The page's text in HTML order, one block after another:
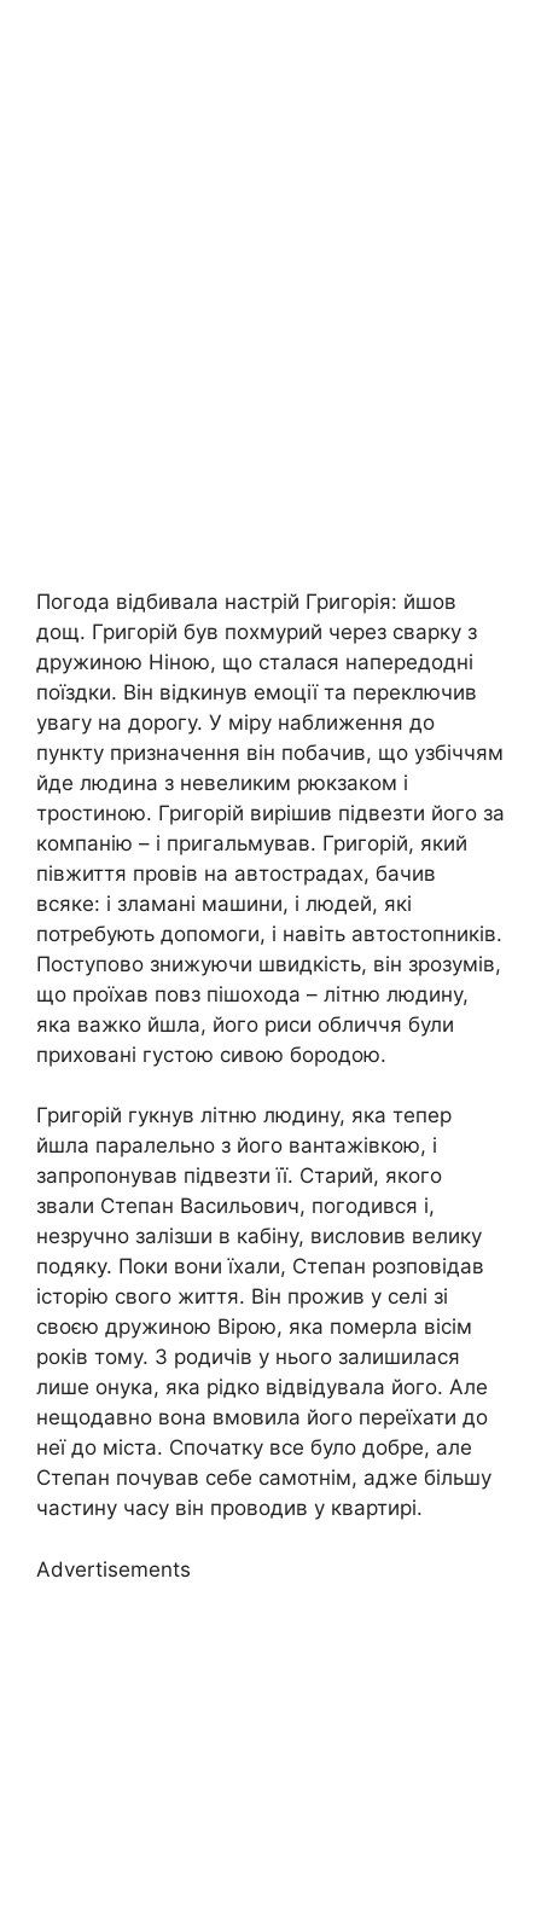
Погода відбивала настрій Григорія: йшов
дощ. Григорій був похмурий через сварку з
дружиною Ніною, що сталася напередодні
поїздки. Він відкинув емоції та переключив
увагу на дорогу. У міру наближення до
пункту призначення він побачив, що узбіччям
йде людина з невеликим рюкзаком і
тростиною. Григорій вирішив підвезти його за
компанію – і пригальмував. Григорій, який
півжиття провів на автострадах, бачив
всяке: і зламані машини, і людей, які
потребують допомоги, і навіть автостопників.
Поступово знижуючи швидкість, він зрозумів,
що проїхав повз пішохода – літню людину,
яка важко йшла, його риси обличчя були
приховані густою сивою бородою.
Григорій гукнув літню людину, яка тепер
йшла паралельно з його вантажівкою, і
запропонував підвезти її. Старий, якого
звали Степан Васильович, погодився і,
незручно залізши в кабіну, висловив велику
подяку. Поки вони їхали, Степан розповідав
історію свого життя. Він прожив у селі зі
своєю дружиною Вірою, яка померла вісім
років тому. З родичів у нього залишилася
лише онука, яка рідко відвідувала його. Але
нещодавно вона вмовила його переїхати до
неї до міста. Спочатку все було добре, але
Степан почував себе самотнім, адже більшу
частину часу він проводив у квартирі.
Advertisements